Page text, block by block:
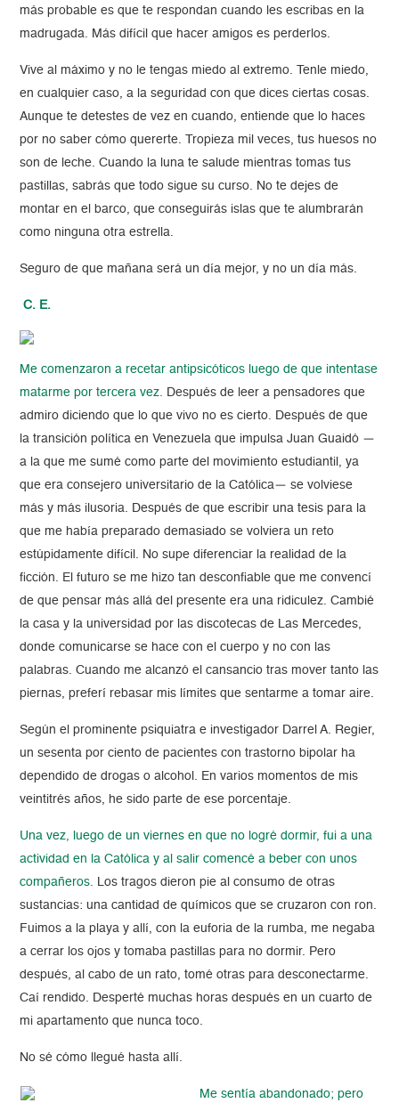
más probable es que te respondan cuando les escribas en la
madrugada. Más difícil que hacer amigos es perderlos.
Vive al máximo y no le tengas miedo al extremo. Tenle miedo,
en cualquier caso, a la seguridad con que dices ciertas cosas.
Aunque te detestes de vez en cuando, entiende que lo haces
por no saber cómo quererte. Tropieza mil veces, tus huesos no
son de leche. Cuando la luna te salude mientras tomas tus
pastillas, sabrás que todo sigue su curso. No te dejes de
montar en el barco, que conseguirás islas que te alumbrarán
como ninguna otra estrella.
Seguro de que mañana será un día mejor, y no un día más.
C. E.
Me comenzaron a recetar antipsicóticos luego de que intentase
matarme por tercera vez. Después de leer a pensadores que
admiro diciendo que lo que vivo no es cierto. Después de que
la transición política en Venezuela que impulsa Juan Guaidó —
a la que me sumé como parte del movimiento estudiantil, ya
que era consejero universitario de la Católica— se volviese
más y más ilusoria. Después de que escribir una tesis para la
que me había preparado demasiado se volviera un reto
estúpidamente difícil. No supe diferenciar la realidad de la
ficción. El futuro se me hizo tan desconfiable que me convencí
de que pensar más allá del presente era una ridiculez. Cambié
la casa y la universidad por las discotecas de Las Mercedes,
donde comunicarse se hace con el cuerpo y no con las
palabras. Cuando me alcanzó el cansancio tras mover tanto las
piernas, preferí rebasar mis límites que sentarme a tomar aire.
Según el prominente psiquiatra e investigador Darrel A. Regier,
un sesenta por ciento de pacientes con trastorno bipolar ha
dependido de drogas o alcohol. En varios momentos de mis
veintitrés años, he sido parte de ese porcentaje.
Una vez, luego de un viernes en que no logré dormir, fui a una
actividad en la Católica y al salir comencé a beber con unos
compañeros. Los tragos dieron pie al consumo de otras
sustancias: una cantidad de químicos que se cruzaron con ron.
Fuimos a la playa y allí, con la euforia de la rumba, me negaba
a cerrar los ojos y tomaba pastillas para no dormir. Pero
después, al cabo de un rato, tomé otras para desconectarme.
Caí rendido. Desperté muchas horas después en un cuarto de
mi apartamento que nunca toco.
No sé cómo llegué hasta allí.
Me sentía abandonado; pero